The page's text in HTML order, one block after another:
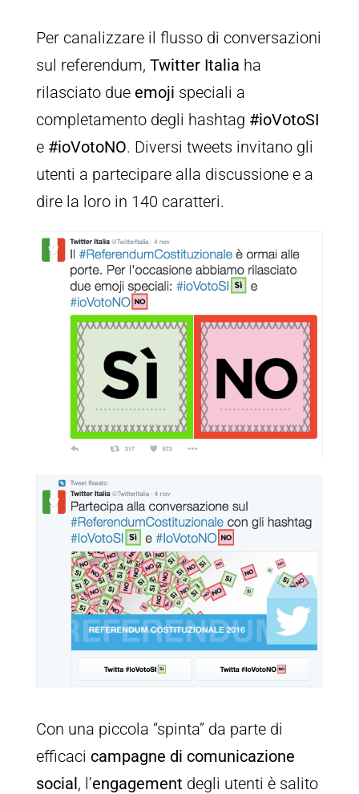
Per canalizzare il flusso di conversazioni
sul referendum, Twitter Italia ha
rilasciato due emoji speciali a
completamento degli hashtag #ioVotoSI
e #ioVotoNO. Diversi tweets invitano gli
utenti a partecipare alla discussione e a
dire la loro in 140 caratteri.
Con una piccola “spinta” da parte di
efficaci campagne di comunicazione
social, l’engagement degli utenti è salito